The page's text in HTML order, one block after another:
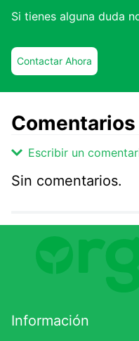
Si tienes alguna duda
Contactar Ahora
Comentarios
Escribir un
Comentario
Califique el
★★★
Sin comentarios.
Información